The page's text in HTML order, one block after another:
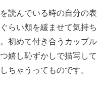
読んでいる時の自分の表
らい頬を緩ませて気持ち
初めて付き合うカップル
嬉し恥ずかしで描写して
ちゃうってものです。